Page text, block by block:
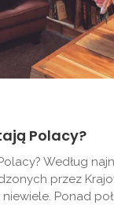
Polacy?
Według
przez
Ponad